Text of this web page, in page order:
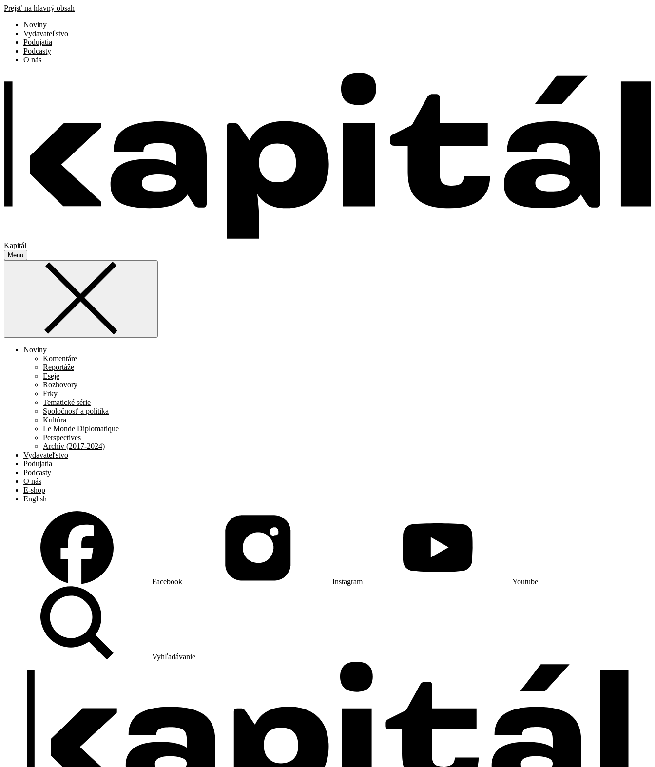
Prejsť na hlavný obsah
Noviny
Vydavateľstvo
Podujatia
Podcasty
O nás
Kapitál
Menu
Noviny
Komentáre
Reportáže
Eseje
Rozhovory
Frky
Tematické série
Spoločnosť a politika
Kultúra
Le Monde Diplomatique
Perspectives
Archív (2017-2024)
Vydavateľstvo
Podujatia
Podcasty
O nás
E-shop
English
Facebook Instagram Youtube
Vyhľadávanie